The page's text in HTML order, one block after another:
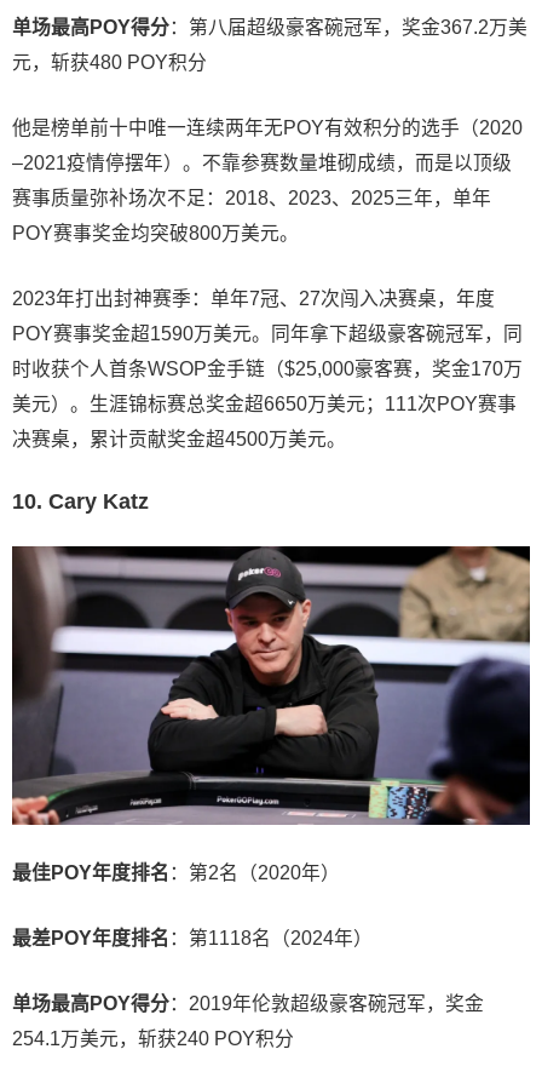
单场最高POY得分：第八届超级豪客碗冠军，奖金367.2万美
元，斩获480 POY积分
他是榜单前十中唯一连续两年无POY有效积分的选手（2020
–2021疫情停摆年）。不靠参赛数量堆砌成绩，而是以顶级
赛事质量弥补场次不足：2018、2023、2025三年，单年
POY赛事奖金均突破800万美元。
2023年打出封神赛季：单年7冠、27次闯入决赛桌，年度
POY赛事奖金超1590万美元。同年拿下超级豪客碗冠军，同
时收获个人首条WSOP金手链（$25,000豪客赛，奖金170万
美元）。生涯锦标赛总奖金超6650万美元；111次POY赛事
决赛桌，累计贡献奖金超4500万美元。
10. Cary Katz
最佳POY年度排名 ：第2名（2020年）
最差POY年度排名 ：第1118名（2024年）
单场最高POY得分：2019年伦敦超级豪客碗冠军，奖金
254.1万美元，斩获240 POY积分